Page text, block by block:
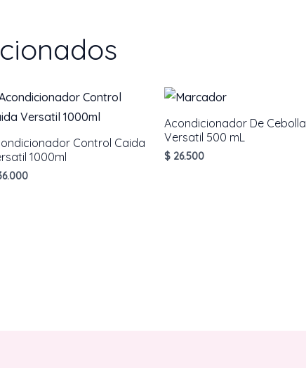
Control Caida
1000ml
Acondicionador De Cebolla
Versatil 500 mL
$ 26.500